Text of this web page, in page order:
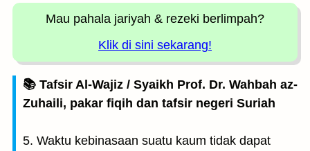
Mau pahala jariyah & rezeki berlimpah?
Klik di sini sekarang!
📚 Tafsir Al-Wajiz / Syaikh Prof. Dr. Wahbah az-
Zuhaili, pakar fiqih dan tafsir negeri Suriah
5. Waktu kebinasaan suatu kaum tidak dapat